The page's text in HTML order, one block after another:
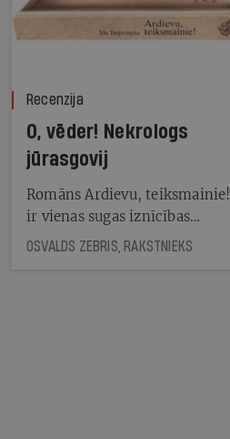
Recenzija
O, vēder! Nekrologs
jūrasgovij
Romāns Ardievu, teiksmainie!
ir vienas sugas iznīcības
traģiskais stāsts
OSVALDS ZEBRIS, RAKSTNIEKS